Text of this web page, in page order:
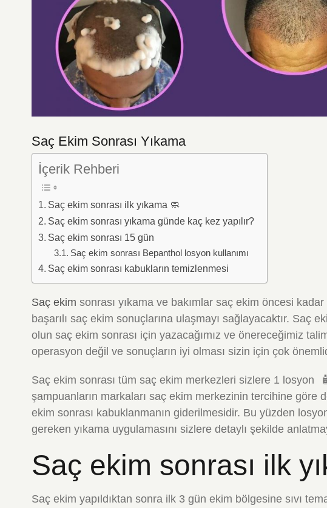
Saç Ekim Sonrası Yıkama
İçerik Rehberi
Saç ekim sonrası ilk yıkama 🧼
Saç ekim sonrası yıkama günde kaç kez yapılır?
Saç ekim sonrası 15 gün
Saç ekim sonrası Bepanthol losyon kullanımı
Saç ekim sonrası kabukların temizlenmesi
Saç ekim sonrası yıkama ve bakımlar saç ekim öncesi
başarılı saç ekim sonuçlarına ulaşmayı sağlayacaktır. Saç
olun saç ekim sonrası için yazacağımız ve önereceğimiz
operasyon değil ve sonuçların iyi olması sizin için çok
Saç ekim sonrası tüm saç ekim merkezleri sizlere 1
şampuanların markaları saç ekim merkezinin tercihine göre
ekim sonrası kabuklanmanın giderilmesidir. Bu yüzden
gereken yıkama uygulamasını sizlere detaylı şekilde
Saç ekim sonrası ilk
Saç ekim yapıldıktan sonra ilk 3 gün ekim bölgesine sıvı